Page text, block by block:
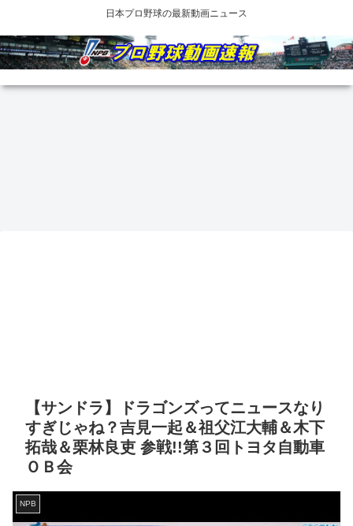
日本プロ野球の最新動画ニュース
【サンドラ】ドラゴンズってニュースなり
すぎじゃね？吉見一起＆祖父江大輔＆木下
拓哉＆栗林良吏 参戦!!第３回トヨタ自動車
ＯＢ会
NPB